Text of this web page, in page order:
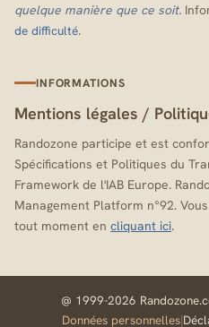
quelque manière que ce soit.
de difficulté.
INFORMATIONS
Mentions légales /
Randozone participe et est
Spécifications et Politiques du
Framework de l'IAB Europe.
Management Platform n°92.
tout moment en cliquant ici.
@ 1999-2026
Données personnelles|